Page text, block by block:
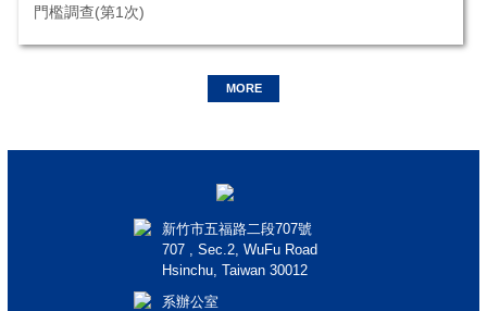
門檻調查(第1次)
MORE
新竹市五福路二段707號
707 , Sec.2, WuFu Road
Hsinchu, Taiwan 30012
系辦公室